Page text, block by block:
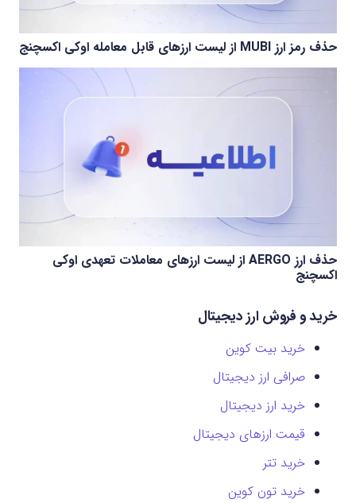
حذف رمز ارز MUBI از لیست ارزهای قابل معامله اوکی اکسچنج
حذف ارز AERGO از لیست ارزهای معاملات تعهدی اوکی
اکسچنج
خرید و فروش ارز دیجیتال
خرید بیت کوین
صرافی ارز دیجیتال
خرید ارز دیجیتال
قیمت ارزهای دیجیتال
خرید تتر
خرید تون کوین